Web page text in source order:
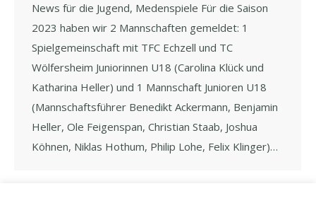
News für die Jugend, Medenspiele Für die Saison
2023 haben wir 2 Mannschaften gemeldet: 1
Spielgemeinschaft mit TFC Echzell und TC
Wölfersheim Juniorinnen U18 (Carolina Klück und
Katharina Heller) und 1 Mannschaft Junioren U18
(Mannschaftsführer Benedikt Ackermann, Benjamin
Heller, Ole Feigenspan, Christian Staab, Joshua
Köhnen, Niklas Hothum, Philip Lohe, Felix Klinger)…